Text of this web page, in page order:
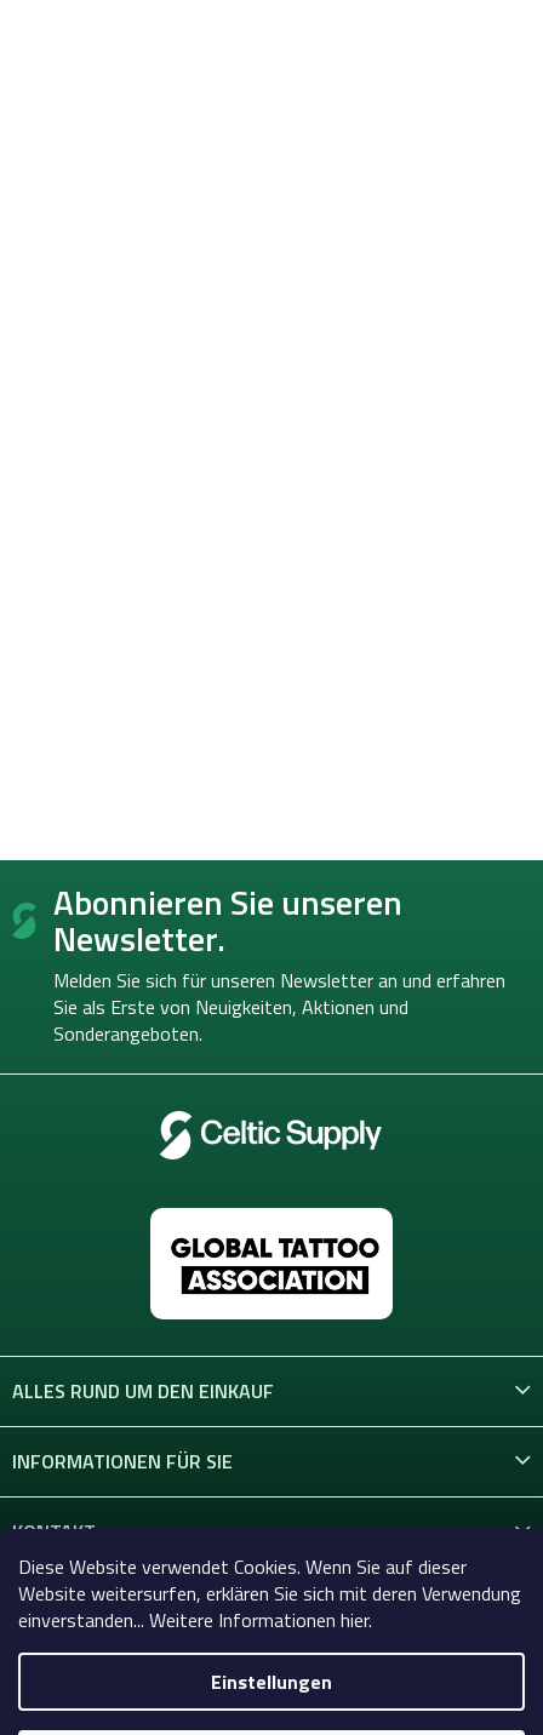
Diese Website verwendet Cookies. Wenn Sie auf dieser
Website weitersurfen, erklären Sie sich mit deren Verwendung
einverstanden... Weitere Informationen hier.
Einstellungen
F
ß Abonnieren Sie unseren
Newsletter.
Melden Sie sich für unseren Newsletter an und erfahren
Sie als Erste von Neuigkeiten, Aktionen und
Sonderangeboten.
ALLES RUND UM DEN EINKAUF
INFORMATIONEN FÜR SIE
KONTAKT
Copyright 2026Celtic-Supply.de | Alles für Tattoo und